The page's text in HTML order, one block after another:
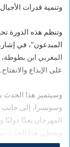
وتنمية قدرات
وتنظم هذه الدورة
المبدعون”، في
المغربي ابن
على الإبداع والانفتاح.
وسيتميز هذا الحدث
وسويسرا، إلى جانب
المهرجان بعدًا
ويحظى هذا الحدث